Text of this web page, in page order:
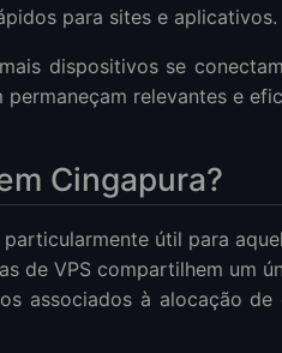
para sites e aplicativos.
dispositivos se
relevantes e
Cingapura?
particularmente útil para
de VPS compartilhem um
associados à alocação de